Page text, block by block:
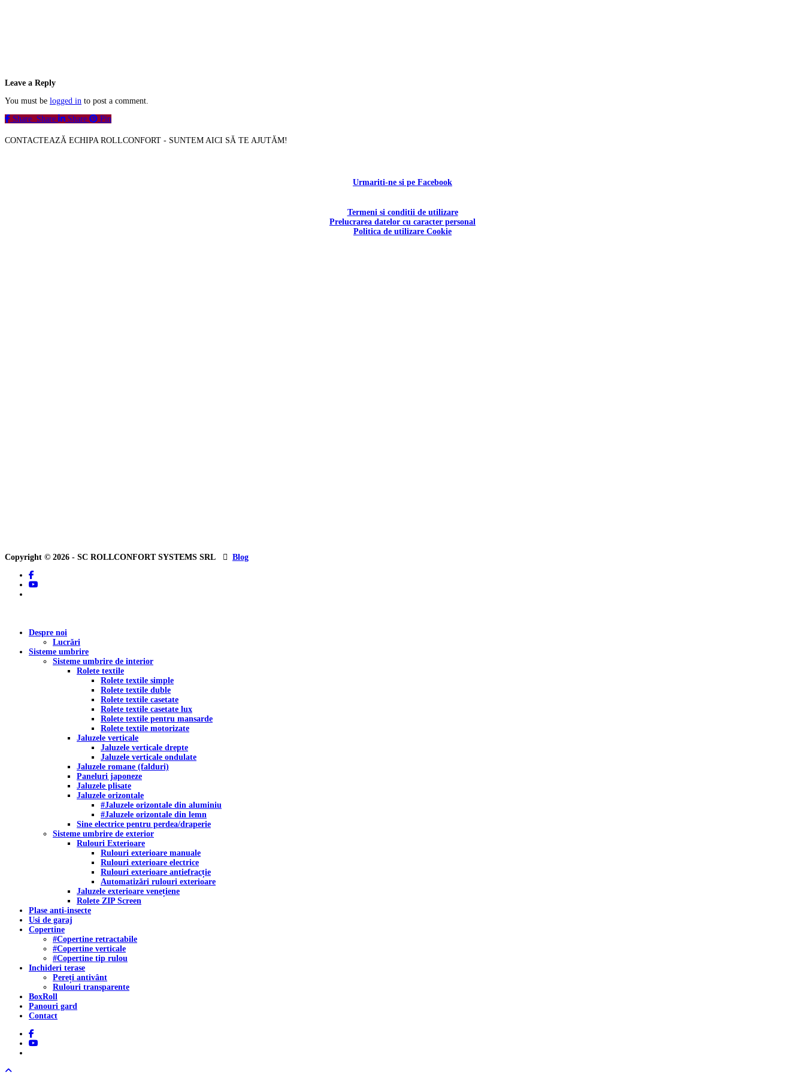
Leave a Reply
You must be logged in to post a comment.
Share Share Share Pin
CONTACTEAZĂ ECHIPA ROLLCONFORT - SUNTEM AICI SĂ TE AJUTĂM!
Urmariti-ne si pe Facebook
Termeni si conditii de utilizare
Prelucrarea datelor cu caracter personal
Politica de utilizare Cookie
Copyright © 2026 - SC ROLLCONFORT SYSTEMS SRL
Blog
facebook
youtube
Close
Despre noi
Lucrări
Sisteme umbrire
Sisteme umbrire de interior
Rolete textile
Rolete textile simple
Rolete textile duble
Rolete textile casetate
Rolete textile casetate lux
Rolete textile pentru mansarde
Rolete textile motorizate
Jaluzele verticale
Jaluzele verticale drepte
Jaluzele verticale ondulate
Jaluzele romane (falduri)
Paneluri japoneze
Jaluzele plisate
Jaluzele orizontale
#Jaluzele orizontale din aluminiu
#Jaluzele orizontale din lemn
Sine electrice pentru perdea/draperie
Sisteme umbrire de exterior
Rulouri Exterioare
Rulouri exterioare manuale
Rulouri exterioare electrice
Rulouri exterioare antiefracție
Automatizări rulouri exterioare
Jaluzele exterioare venețiene
Rolete ZIP Screen
Plase anti-insecte
Usi de garaj
Copertine
#Copertine retractabile
#Copertine verticale
#Copertine tip rulou
Inchideri terase
Pereți antivânt
Rulouri transparente
BoxRoll
Panouri gard
Contact
facebook
youtube